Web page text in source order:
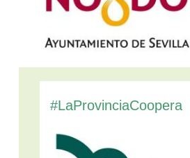
#LaProvinciaCoopera